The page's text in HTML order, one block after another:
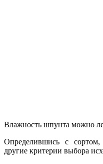
Влажность шпунта можно
Определившись с
другие критерии выбора